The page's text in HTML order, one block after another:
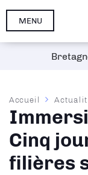
Aller
MENU
Fil
d'Ariane
Accueil
Cinq
filières